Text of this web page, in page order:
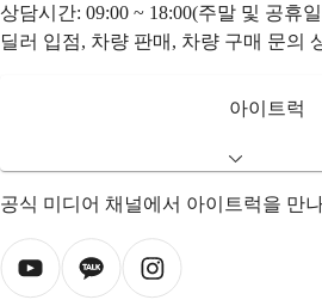
상담시간: 09:00 ~ 18:00(주말 및 공휴
딜러 입점, 차량 판매, 차량 구매 문의
아이트럭
공식 미디어 채널에서 아이트럭을 만